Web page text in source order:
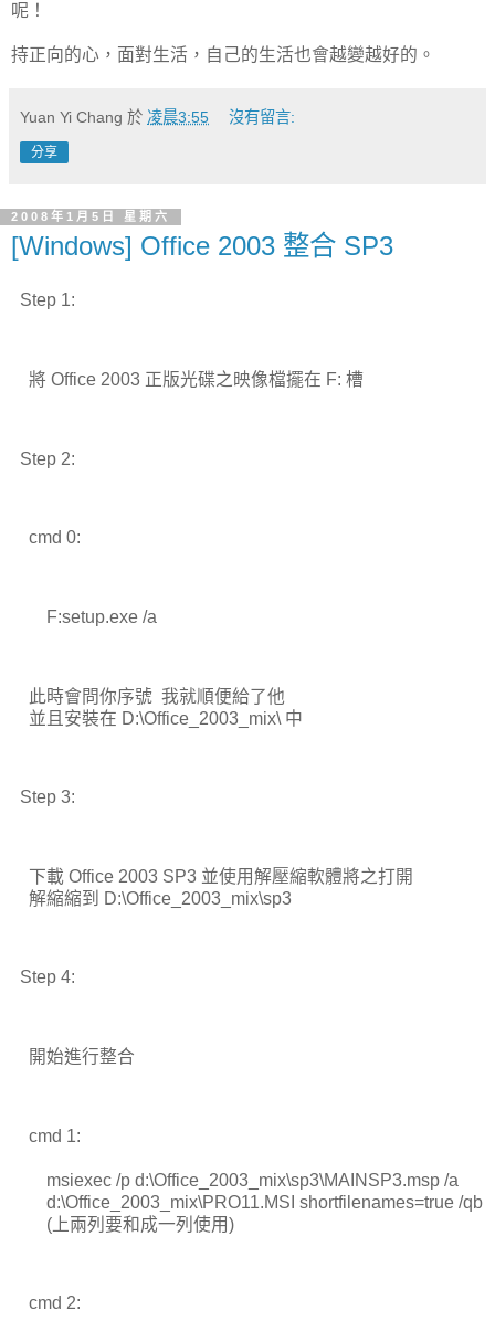
呢！
持正向的心，面對生活，自己的生活也會越變越好的。
Yuan Yi Chang 於 凌晨3:55 沒有留言:
分享
2008年1月5日 星期六
[Windows] Office 2003 整合 SP3
Step 1:
將 Office 2003 正版光碟之映像檔擺在 F: 槽
Step 2:
cmd 0:
F:setup.exe /a
此時會問你序號 我就順便給了他
並且安裝在 D:\Office_2003_mix\ 中
Step 3:
下載 Office 2003 SP3 並使用解壓縮軟體將之打開
解縮縮到 D:\Office_2003_mix\sp3
Step 4:
開始進行整合
cmd 1:
msiexec /p d:\Office_2003_mix\sp3\MAINSP3.msp /a
d:\Office_2003_mix\PRO11.MSI shortfilenames=true /qb
(上兩列要和成一列使用)
cmd 2: